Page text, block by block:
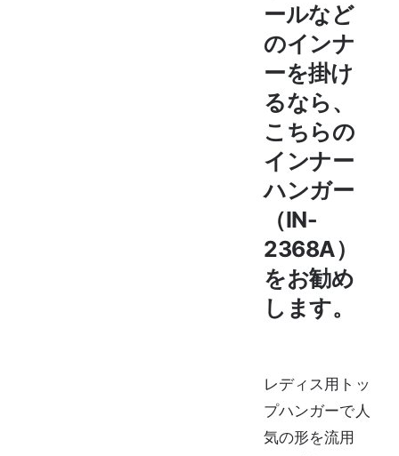
ールなど
のインナ
ーを掛け
るなら、
こちらの
インナー
ハンガー
（IN-
2368A）
をお勧め
します。
レディス用トッ
プハンガーで人
気の形を流用